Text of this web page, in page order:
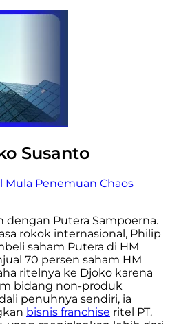
Susanto
Mula Penemuan Chaos
Putera Sampoerna.
rokok internasional, Philip
saham Putera di HM
70 persen saham HM
ritelnya ke Djoko karena
bidang non-produk
penuhnya sendiri, ia
bisnis franchise ritel PT.